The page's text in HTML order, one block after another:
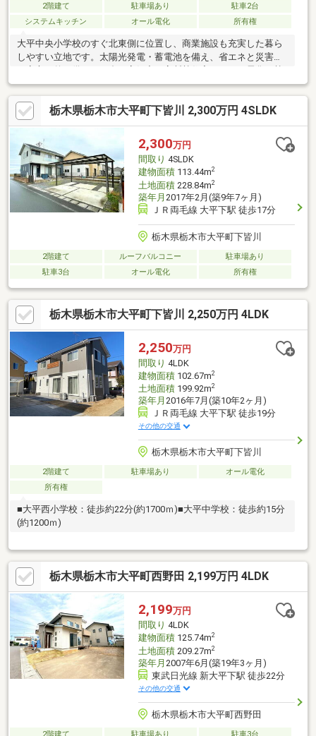
2階建て 駐車場あり
駐車2台
システムキッチン
オール電化 所有権
大平中央小学校のすぐ北東側に位置し、商業施設も充実した暮ら
しやすい立地です。太陽光発電・蓄電池を備え、省エネと災害時
交換型換気システムを採用し、一年を通して快適な住環境を実現
しています。さらに、蓄熱暖房で冬も足元からやさしく暖まり、
ウッドデッキでは家族や友人とのくつろぎの時間を楽しめます。
カーポート付きで大切なお車も雨や紫外線から守れるのも嬉しい
ポイント。設備・性能ともに充実した、きれいに使われているお
すすめの中古住宅です。お気軽にお問合せください！
栃木県栃木市大平町下皆川 2,300万円 4SLDK
2,300万円
間取り 4SLDK
建物面積113.44m2
土地面積228.84m2
築年月 2017年2月(築9年7ヶ月)
ＪＲ両毛線 大平下駅 徒歩17分
栃木県栃木市大平町下皆川
2階建て ルーフバルコニー
駐車場あり
駐車3台
オール電化 所有権
栃木県栃木市大平町下皆川 2,250万円 4LDK
2,250万円
間取り 4LDK
建物面積102.67m2
土地面積199.92m2
築年月 2016年7月(築10年2ヶ月)
ＪＲ両毛線 大平下駅 徒歩19分
その他の交通
栃木県栃木市大平町下皆川
2階建て 駐車場あり
オール電化
所有権
■大平西小学校：徒歩約22分(約1700ｍ)■大平中学校：徒歩約15分
(約1200ｍ)
栃木県栃木市大平町西野田 2,199万円 4LDK
2,199万円
間取り 4LDK
建物面積125.74m2
土地面積209.27m2
築年月 2007年6月(築19年3ヶ月)
東武日光線 新大平下駅 徒歩22分
その他の交通
栃木県栃木市大平町西野田
2階建て 駐車場あり 駐車3台